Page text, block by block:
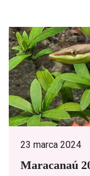
23 marca 2024
Maracanaú